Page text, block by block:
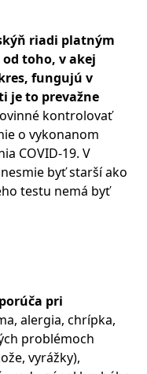
riadi platným
toho, v akej
fungujú v
je to prevažne
kontrolovať
o vykonanom
COVID-19. V
byť starší ako
testu nemá byť
pri
alergia, chrípka,
problémoch
vyrážky),